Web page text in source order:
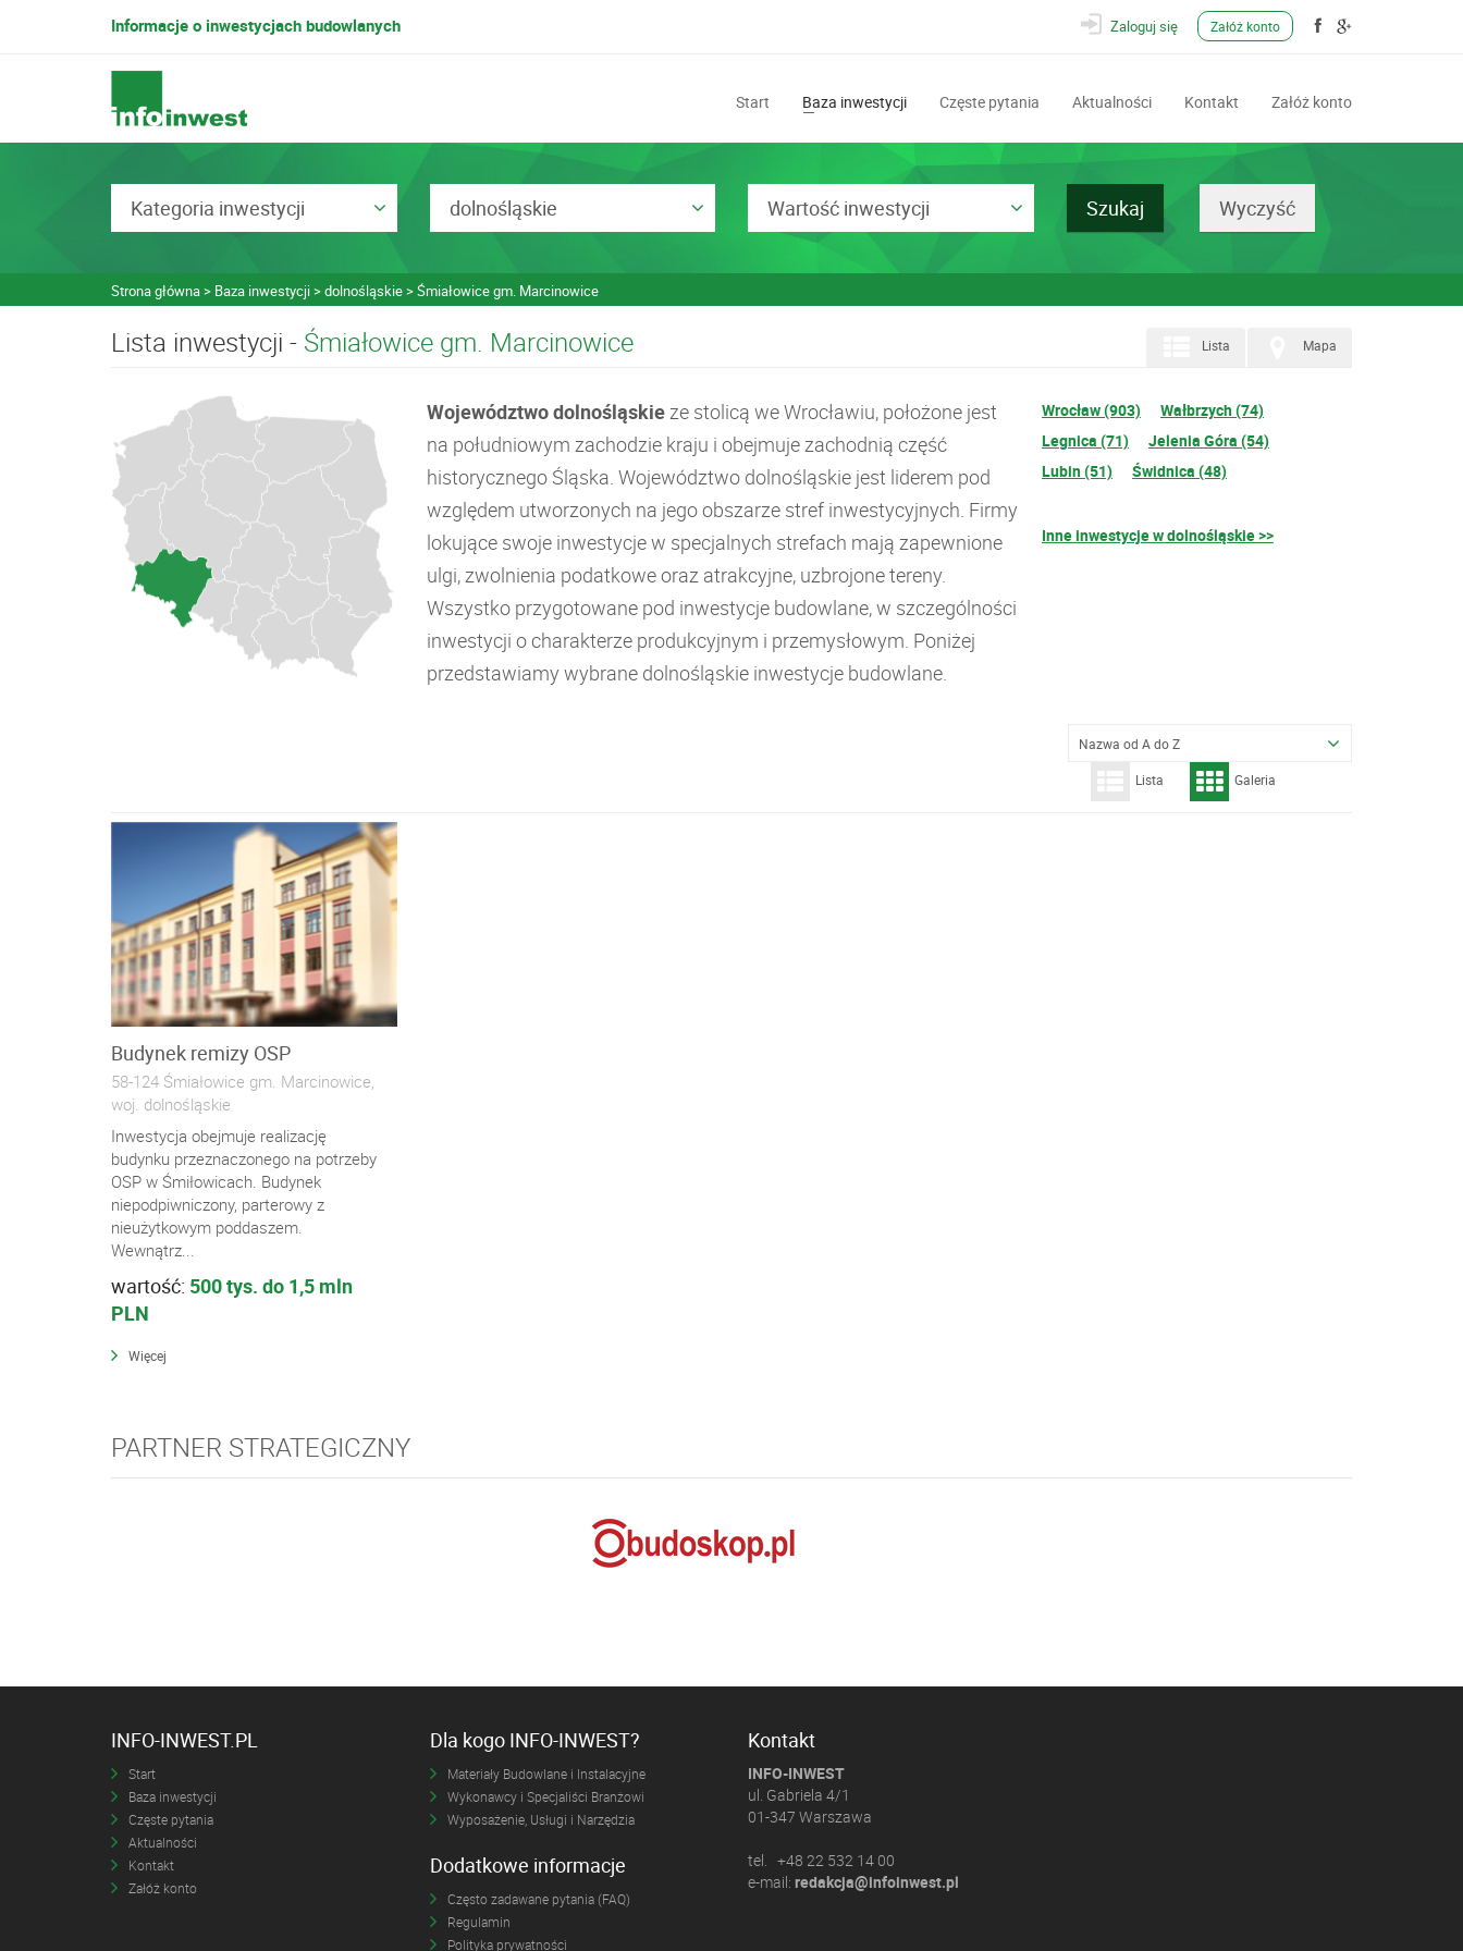
Informacje o inwestycjach budowlanych Zaloguj się Załóż konto
Start Baza inwestycji Częste pytania Aktualności Kontakt Załóż konto
Kategoria inwestycji dolnośląskie Wartość inwestycji
Strona główna Baza inwestycji dolnośląskie Śmiałowice gm. Marcinowice
Lista inwestycji - Śmiałowice gm. Marcinowice Mapa
Lista
Województwo dolnośląskieze stolicą we Wrocławiu, położone jest
na południowym zachodzie kraju i obejmuje zachodnią część
historycznego Śląska. Województwo dolnośląskie jest liderem pod
względem utworzonych na jego obszarze stref inwestycyjnych. Firmy
lokujące swoje inwestycje w specjalnych strefach mają zapewnione
ulgi, zwolnienia podatkowe oraz atrakcyjne, uzbrojone tereny.
Wszystko przygotowane pod inwestycje budowlane, w szczególności
inwestycji o charakterze produkcyjnym i przemysłowym. Poniżej
przedstawiamy wybrane dolnośląskie inwestycje budowlane.
Wrocław (903)
Wałbrzych (74)
Legnica (71)
Jelenia Góra (54)
Lubin (51)
Świdnica (48)
Inne inwestycje w dolnośląskie >>
Nazwa od A do Z
Lista Galeria
Budynek remizy OSP
58-124 Śmiałowice gm. Marcinowice,
woj. dolnośląskie
Inwestycja obejmuje realizację
budynku przeznaczonego na potrzeby
OSP w Śmiłowicach. Budynek
niepodpiwniczony, parterowy z
nieużytkowym poddaszem.
Wewnątrz...
wartość: 500 tys. do 1,5 mln
PLN
Więcej
PARTNER STRATEGICZNY
INFO-INWEST.PL
Start
Baza inwestycji
Częste pytania
Aktualności
Kontakt
Załóż konto
Dla kogo INFO-INWEST?
Materiały Budowlane i Instalacyjne
Wykonawcy i Specjaliści Branżowi
Wyposażenie, Usługi i Narzędzia
Dodatkowe informacje
Często zadawane pytania (FAQ)
Regulamin
Polityka prywatności
Kontakt
INFO-INWEST
ul. Gabriela 4/1
01-347 Warszawa
tel. +48 22 532 14 00
e-mail: redakcja@infoinwest.pl